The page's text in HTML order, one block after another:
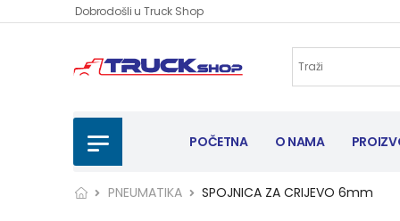
Dobrodošli u Truck Shop
POČETNA O NAMA
PNEUMATIKA SPOJNICA ZA CRIJEVO 6mm